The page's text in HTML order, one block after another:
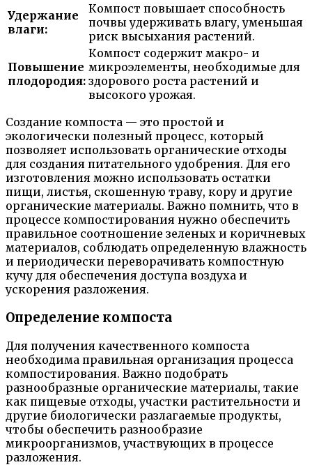
Удержание
влаги:
Компост повышает способность
почвы удерживать влагу, уменьшая
риск высыхания растений.
Повышение
плодородия:
Компост содержит макро- и
микроэлементы, необходимые для
здорового роста растений и
высокого урожая.
Создание компоста — это простой и
экологически полезный процесс, который
позволяет использовать органические отходы
для создания питательного удобрения. Для его
изготовления можно использовать остатки
пищи, листья, скошенную траву, кору и другие
органические материалы. Важно помнить, что в
процессе компостирования нужно обеспечить
правильное соотношение зеленых и коричневых
материалов, соблюдать определенную влажность
и периодически переворачивать компостную
кучу для обеспечения доступа воздуха и
ускорения разложения.
Определение компоста
Для получения качественного компоста
необходима правильная организация процесса
компостирования. Важно подобрать
разнообразные органические материалы, такие
как пищевые отходы, участки растительности и
другие биологически разлагаемые продукты,
чтобы обеспечить разнообразие
микроорганизмов, участвующих в процессе
разложения.